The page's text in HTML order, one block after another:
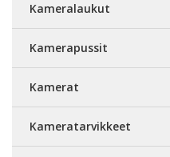
Kameralaukut
Kamerapussit
Kamerat
Kameratarvikkeet